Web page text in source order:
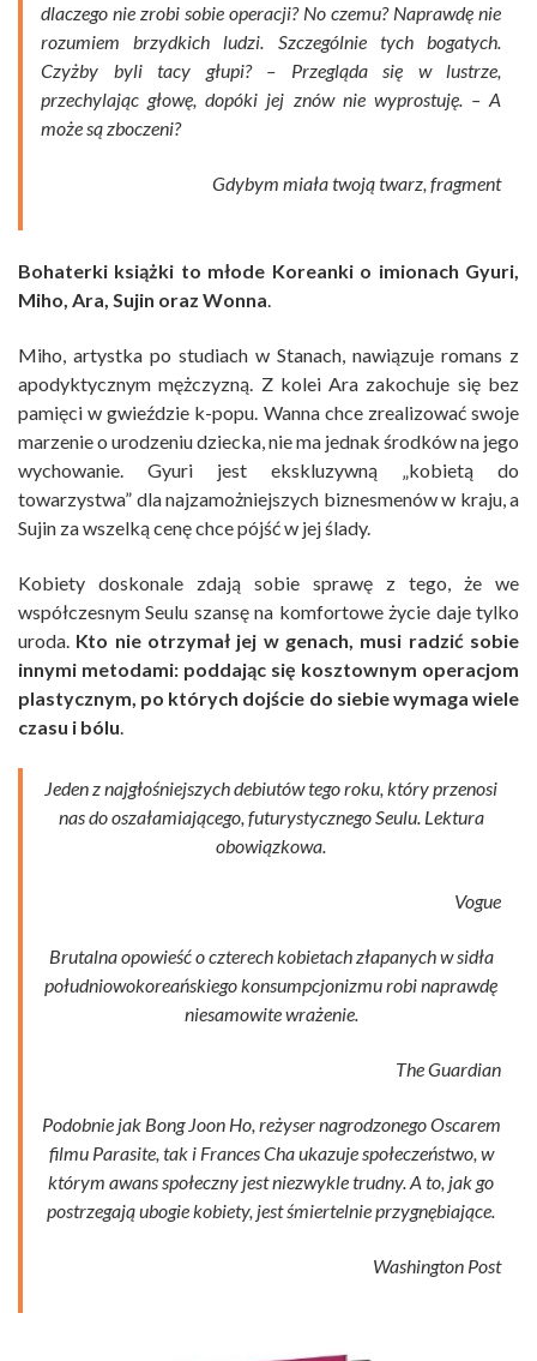
dlaczego nie zrobi sobie operacji? No czemu? Naprawdę nie
rozumiem brzydkich ludzi. Szczególnie tych bogatych.
Czyżby byli tacy głupi? – Przegląda się w lustrze,
przechylając głowę, dopóki jej znów nie wyprostuję. – A
może są zboczeni?
Gdybym miała twoją twarz, fragment
Bohaterki książki to młode Koreanki o imionach Gyuri,
Miho, Ara, Sujin oraz Wonna.
Miho, artystka po studiach w Stanach, nawiązuje romans z
apodyktycznym mężczyzną. Z kolei Ara zakochuje się bez
pamięci w gwieździe k-popu. Wanna chce zrealizować swoje
marzenie o urodzeniu dziecka, nie ma jednak środków na jego
wychowanie. Gyuri jest ekskluzywną „kobietą do
towarzystwa” dla najzamożniejszych biznesmenów w kraju, a
Sujin za wszelką cenę chce pójść w jej ślady.
Kobiety doskonale zdają sobie sprawę z tego, że we
współczesnym Seulu szansę na komfortowe życie daje tylko
uroda. Kto nie otrzymał jej w genach, musi radzić sobie
innymi metodami: poddając się kosztownym operacjom
plastycznym, po których dojście do siebie wymaga wiele
czasu i bólu.
Jeden z najgłośniejszych debiutów tego roku, który przenosi
nas do oszałamiającego, futurystycznego Seulu. Lektura
obowiązkowa.
Vogue
Brutalna opowieść o czterech kobietach złapanych w sidła
południowokoreańskiego konsumpcjonizmu robi naprawdę
niesamowite wrażenie.
The Guardian
Podobnie jak Bong Joon Ho, reżyser nagrodzonego Oscarem
filmu Parasite, tak i Frances Cha ukazuje społeczeństwo, w
którym awans społeczny jest niezwykle trudny. A to, jak go
postrzegają ubogie kobiety, jest śmiertelnie przygnębiające.
Washington Post